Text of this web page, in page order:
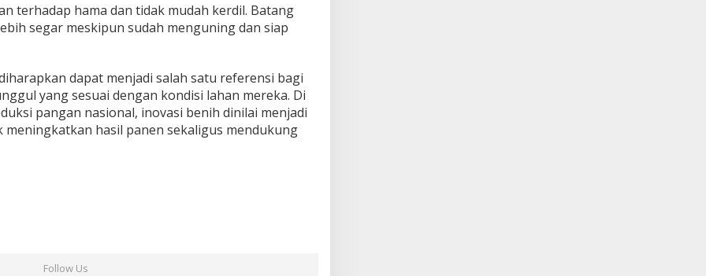
terhadap hama dan tidak mudah kerdil. Batang
segar meskipun sudah menguning dan siap
dapat menjadi salah satu referensi bagi
yang sesuai dengan kondisi lahan mereka. Di
pangan nasional, inovasi benih dinilai menjadi
hasil panen sekaligus mendukung
Follow Us